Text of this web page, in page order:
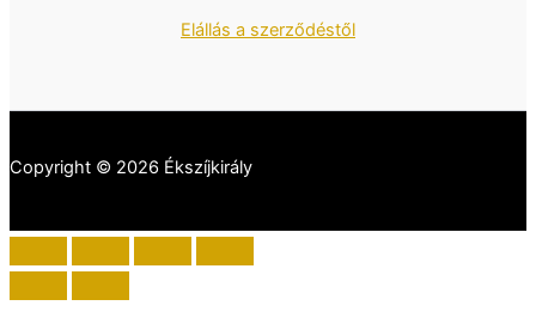
Elállás a szerződéstől
Copyright © 2026 Ékszíjkirály